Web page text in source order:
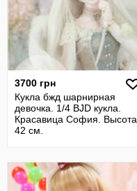
3700 грн
Кукла бжд шарнирная
девочка. 1/4 BJD кукла.
Красавица София. Высота
42 см.